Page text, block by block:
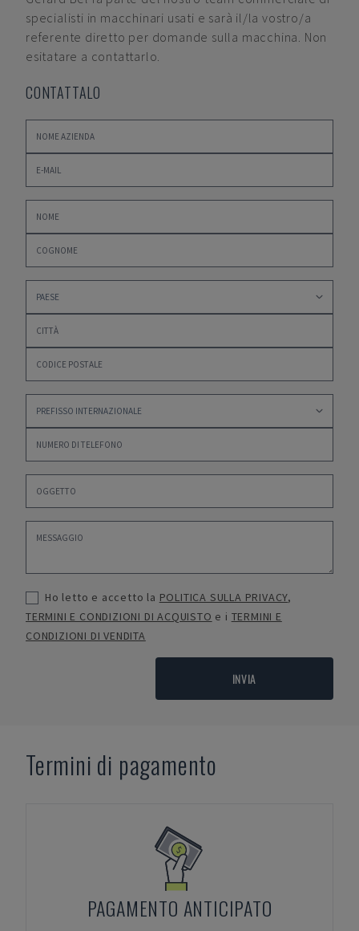
specialisti in macchinari usati e sarà il/la vostro/a
referente diretto per domande sulla macchina. Non
esitatare a contattarlo.
CONTATTALO
Ho letto e accetto la POLITICA SULLA PRIVACY,
TERMINI E CONDIZIONI DI ACQUISTO e i TERMINI E
CONDIZIONI DI VENDITA
INVIA
Termini di pagamento
PAGAMENTO ANTICIPATO